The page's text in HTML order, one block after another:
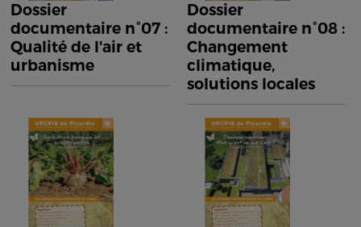
Dossier
documentaire n°07 :
Qualité de l'air et
urbanisme
Dossier
documentaire n°08 :
Changement
climatique,
solutions locales